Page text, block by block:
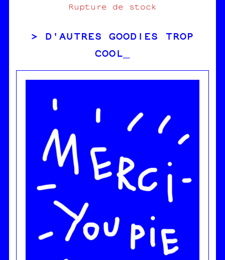
Rupture de stock
D'AUTRES GOODIES TROP
COOL